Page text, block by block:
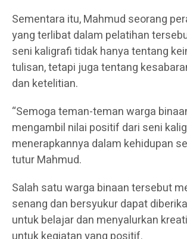
Sementara itu, Mahmud seorang
yang terlibat dalam pelatihan
seni kaligrafi tidak hanya tentang
tulisan, tetapi juga tentang
dan ketelitian.
“Semoga teman-teman warga
mengambil nilai positif dari seni
menerapkannya dalam kehidupan
tutur Mahmud.
Salah satu warga binaan tersebut
senang dan bersyukur dapat
untuk belajar dan menyalurkan